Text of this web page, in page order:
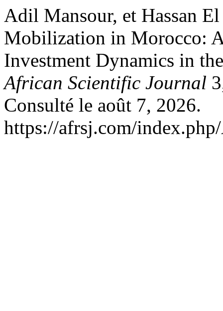
Adil Mansour, et Hassan
Mobilization in Morocco:
Investment Dynamics in
African Scientific Journal
Consulté le août 7, 2026.
https://afrsj.com/